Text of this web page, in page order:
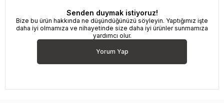
Senden duymak istiyoruz!
Bize bu ürün hakkında ne düşündüğünüzü söyleyin. Yaptığımız işte
daha iyi olmamıza ve nihayetinde size daha iyi ürünler sunmamıza
yardımcı olur.
Yorum Yap